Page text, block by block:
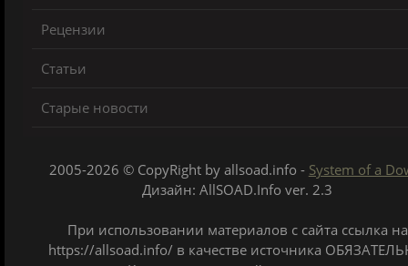
Рецензии
Статьи
Старые новости
2005-2026 © CopyRight by allsoad.info - System of a
Дизайн: AllSOAD.Info ver. 2.3
При использовании материалов с сайта ссылка на
https://allsoad.info/ в качестве источника